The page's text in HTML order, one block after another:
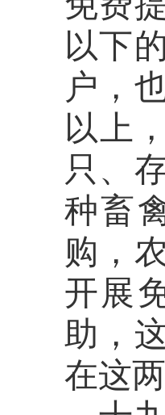
以下
户，
以上
只、
种畜
购，
开展
助，
在这